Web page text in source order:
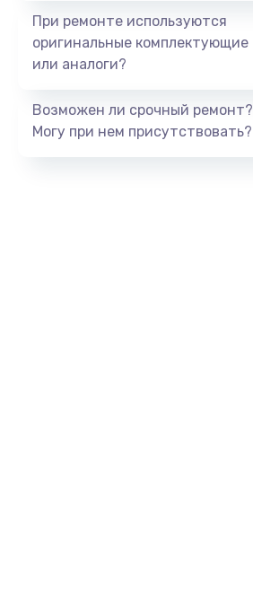
При ремонте используются
оригинальные комплектующие
или аналоги?
Возможен ли срочный ремонт?
Могу при нем присутствовать?